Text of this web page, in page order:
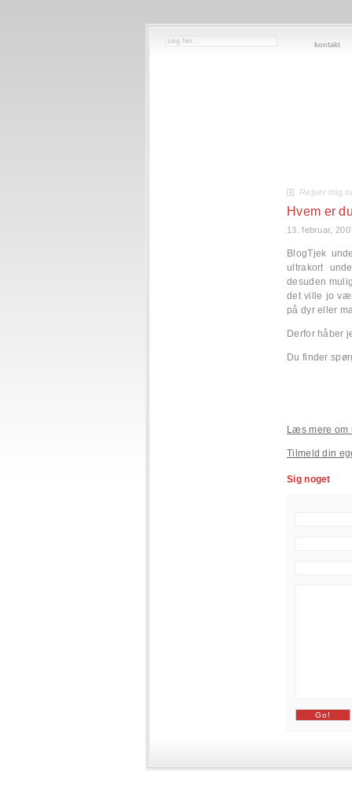
kontakt
Rejser mig
Hvem er
13. februar,
BlogTjek
ultrakort
desuden
det ville jo
på dyr eller
Derfor håber
Du finder
Læs mere om
Tilmeld din
Sig noget